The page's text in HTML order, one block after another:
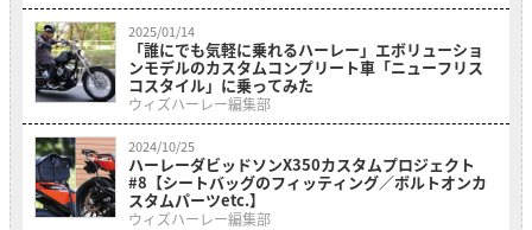
2025/01/14
「誰にでも気軽に乗れるハーレー」エボリューショ
ンモデルのカスタムコンプリート車「ニューフリス
コスタイル」に乗ってみた
ウィズハーレー編集部
2024/10/25
ハーレーダビッドソンX350カスタムプロジェクト
#8【シートバッグのフィッティング／ボルトオンカ
スタムパーツetc.】
ウィズハーレー編集部